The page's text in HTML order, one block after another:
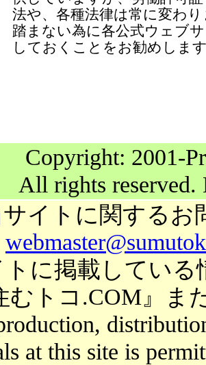
法や、各種法律は常に変わ
踏まない為に各公式ウェブ
しておくことをお勧めしま
Copyright: 2001-
All rights
サイトに関するお
トに掲載してい
むトコ.COM』ま
at this site is